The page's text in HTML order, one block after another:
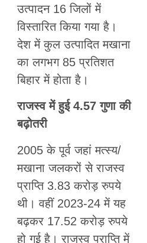
उत्पादन 16 जिलों में
विस्तारित किया गया है।
देश में कुल उत्पादित मखाना
का लगभग 85 प्रतिशत
बिहार में होता है।
राजस्व में हुई 4.57 गुणा की
बढ़ोतरी
2005 के पूर्व जहां मत्स्य/
मखाना जलकरों से राजस्व
प्राप्ति 3.83 करोड़ रुपये
थी। वहीं 2023-24 में यह
बढ़कर 17.52 करोड़ रुपये
हो गई है। राजस्व प्राप्ति में